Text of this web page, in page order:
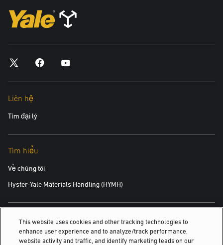
Liên hệ
Tìm đại lý
Tìm hiểu
Về chúng tôi
Hyster-Yale Materials Handling (HYMH)
Việc làm
Việc làm
This website uses cookies and other tracking technologies to
enhance user experience and to analyze/track performance,
website activity and traffic, and identify marketing leads on our